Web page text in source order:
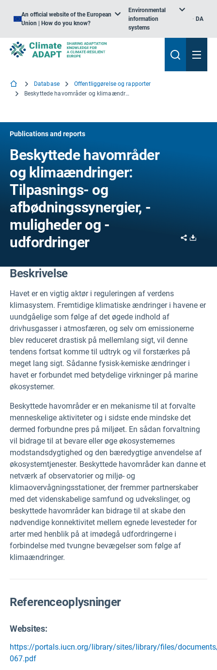
An official website of the European
Union | How do you know?
Environmental
information
systems
DA
Database
Offentliggørelse og rapporter
Beskyttede havområder og klimaændringer: Tilpasnings- og afbødningssynergier, -muligheder og -udfordringer
Publications and reports
Beskyttede havområder
og klimaændringer:
Tilpasnings- og
afbødningssynergier, -
muligheder og -
udfordringer
Share
Beskrivelse
Havet er en vigtig aktør i reguleringen af verdens
klimasystem. Fremtidige klimatiske ændringer i havene er
uundgåelige som følge af det øgede indhold af
drivhusgasser i atmosfæren, og selv om emissionerne
blev reduceret drastisk på mellemlang sigt, vil denne
tendens fortsat komme til udtryk og vil forstærkes på
meget lang sigt. Sådanne fysisk-kemiske ændringer i
havet er forbundet med betydelige virkninger på marine
økosystemer.
Beskyttede havområder er en mekanisme til at forvalte
menneskelige aktiviteter og i sidste ende mindske det
dermed forbundne pres på miljøet. En sådan forvaltning
vil bidrage til at bevare eller øge økosystemernes
modstandsdygtighed og den bæredygtige anvendelse af
økosystemtjenester. Beskyttede havområder kan danne et
netværk af observatorier og miljø- og
klimaovervågningsstationer, der fremmer partnerskaber
med det videnskabelige samfund og udvekslinger, og
beskyttede havområder kan bidrage til at skabe den
nødvendige konnektivitet mellem egnede levesteder for
arter med henblik på at imødegå udfordringerne i
forbindelse med tvungne bevægelser som følge af
klimaændringer.
Referenceoplysninger
Websites:
https://portals.iucn.org/library/sites/library/files/
067.pdf